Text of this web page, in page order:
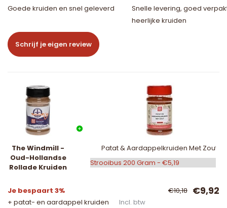
Goede kruiden en snel geleverd
Snelle levering, goed
heerlijke kruiden
Schrijf je eigen review
The Windmill -
Oud-Hollandse
Rollade Kruiden
Patat & Aardappelkruiden Met Zout
Je bespaart 3% €10,18 €9,92
+ patat- en aardappel kruiden Incl. btw